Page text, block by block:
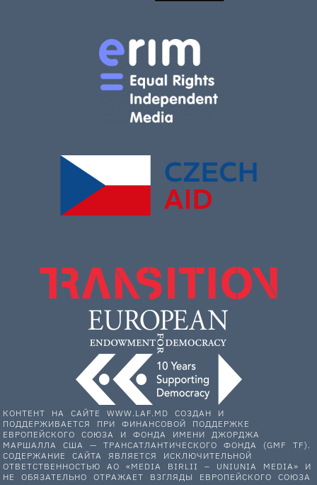
КОНТЕНТ НА САЙТЕ WWW.LAF.MD СОЗДАН И
ПОДДЕРЖИВАЕТСЯ ПРИ ФИНАНСОВОЙ ПОДДЕРЖКЕ
ЕВРОПЕЙСКОГО СОЮЗА И ФОНДА ИМЕНИ ДЖОРДЖА
МАРШАЛЛА США — ТРАНСАТЛАНТИЧЕСКОГО ФОНДА (GMF TF).
СОДЕРЖАНИЕ САЙТА ЯВЛЯЕТСЯ ИСКЛЮЧИТЕЛЬНОЙ
ОТВЕТСТВЕННОСТЬЮ АО «MEDIA BIRLII – UNIUNIA MEDIA» И
НЕ ОБЯЗАТЕЛЬНО ОТРАЖАЕТ ВЗГЛЯДЫ ЕВРОПЕЙСКОГО СОЮЗА